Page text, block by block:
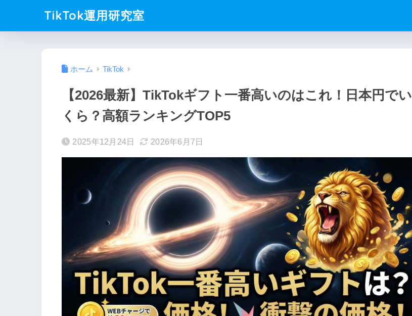
TikTok運用研究室
ホーム TikTok
【2026最新】TikTokギフト一番高いのはこれ！日本円でい
くら？高額ランキングTOP5
2025年12月24日 2026年6月7日